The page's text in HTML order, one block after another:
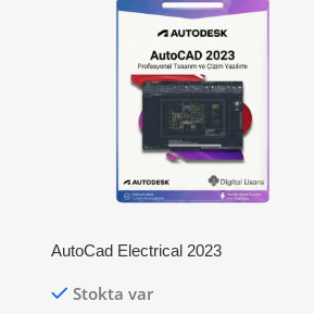
AutoCad Electrical 2023
Stokta var